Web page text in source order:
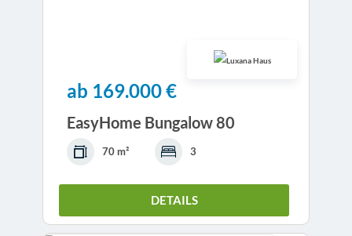
ab 169.000 €
EasyHome Bungalow 80
70 m² 3
DETAILS